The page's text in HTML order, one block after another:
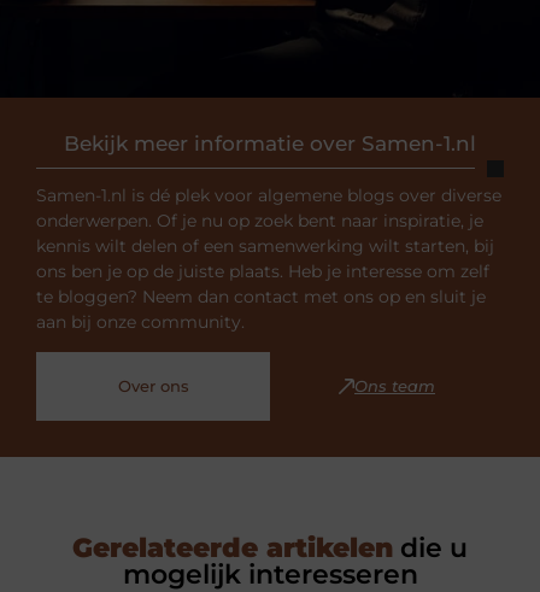
Bekijk meer informatie over Samen-1.nl
Samen-1.nl is dé plek voor algemene blogs over diverse
onderwerpen. Of je nu op zoek bent naar inspiratie, je
kennis wilt delen of een samenwerking wilt starten, bij
ons ben je op de juiste plaats. Heb je interesse om zelf
te bloggen? Neem dan contact met ons op en sluit je
aan bij onze community.
Over ons Ons team
Gerelateerde artikelen die u
mogelijk interesseren